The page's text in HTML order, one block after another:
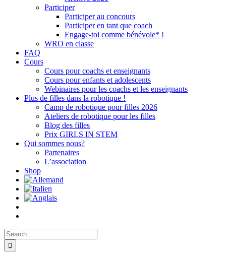
Participer
Participer au concours
Participer en tant que coach
Engage-toi comme bénévole* !
WRO en classe
FAQ
Cours
Cours pour coachs et enseignants
Cours pour enfants et adolescents
Webinaires pour les coachs et les enseignants
Plus de filles dans la robotique !
Camp de robotique pour filles 2026
Ateliers de robotique pour les filles
Blog des filles
Prix GIRLS IN STEM
Qui sommes nous?
Partenaires
L’association
Shop
Search
for: